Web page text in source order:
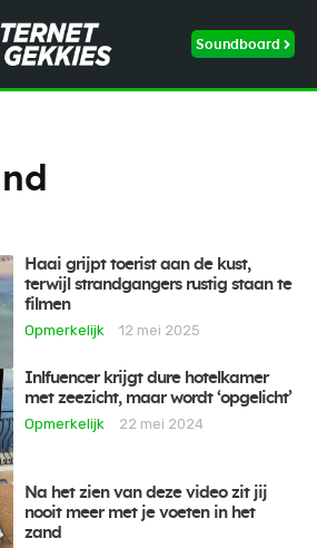
Soundboard
Haai grijpt toerist aan de kust,
terwijl strandgangers rustig staan te
filmen
Opmerkelijk
12 mei 2025
Inlfuencer krijgt dure hotelkamer
met zeezicht, maar wordt ‘opgelicht’
Opmerkelijk
22 mei 2024
Na het zien van deze video zit jij
nooit meer met je voeten in het
zand